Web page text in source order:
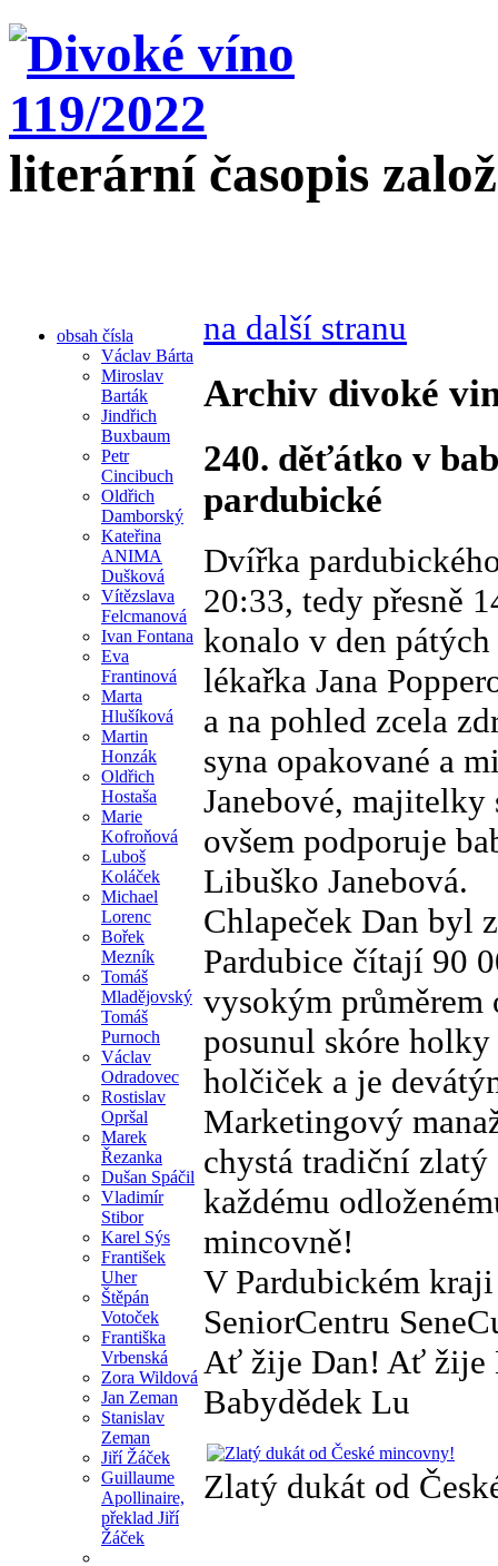
literární časopis
obsah čísla
Václav Bárta
Miroslav
Barták
Jindřich
Buxbaum
Petr
Cincibuch
Oldřich
Damborský
Kateřina
ANIMA
Dušková
Vítězslava
Felcmanová
Ivan Fontana
Eva
Frantinová
Marta
Hlušíková
Martin
Honzák
Oldřich
Hostaša
Marie
Kofroňová
Luboš
Koláček
Michael
Lorenc
Bořek
Mezník
Tomáš
Mladějovský
Tomáš
Purnoch
Václav
Odradovec
Rostislav
Opršal
Marek
Řezanka
Dušan Spáčil
Vladimír
Stibor
Karel Sýs
František
Uher
Štěpán
Votoček
Františka
Vrbenská
Zora Wildová
Jan Zeman
Stanislav
Zeman
Jiří Žáček
Guillaume
Apollinaire,
překlad Jiří
Žáček
na další stranu
Archiv divoké
240. děťátko v
pardubické
Dvířka
20:33, tedy přesně
konalo v den
lékařka Jana
a na pohled zcela
syna opakované a
Janebové,
ovšem podporuje
Libuško Janebová.
Chlapeček Dan byl
Pardubice čítají 90
vysokým průměrem
posunul skóre
holčiček a je
Marketingový
chystá tradiční
každému
mincovně!
V Pardubickém
SeniorCentru
Ať žije Dan! Ať žije
Babydědek Lu
Zlatý dukát od